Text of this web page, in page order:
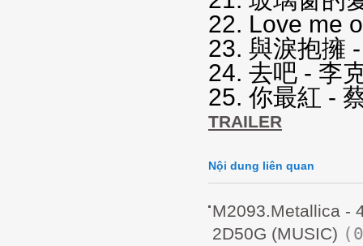
22. Love me
23. 與淚抱擁
24. 去吧 - 李
25. 你最紅 -
TRAILER
Nội dung liên quan
M2093.Metallica -
2D50G (MUSIC)